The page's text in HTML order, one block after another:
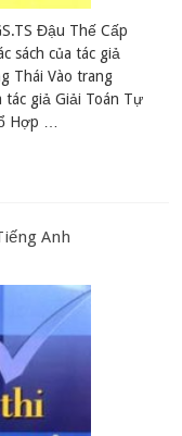
Đậu Thế Cấp
sách của tác giả
Thái Vào trang
tác giả Giải Toán Tự
Hợp …
Anh